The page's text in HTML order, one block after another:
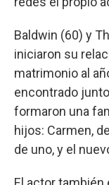
Baldwin (60) y
iniciaron su
matrimonio al
encontrado
formaron una
hijos: Carmen,
de uno, y el